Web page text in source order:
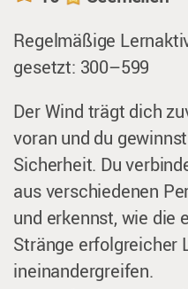
Regelmäßige
gesetzt: 300–599
Der Wind trägt dich
voran und du
Sicherheit. Du
aus verschiedenen
und erkennst, wie die
Stränge erfolgreicher
ineinandergreifen.